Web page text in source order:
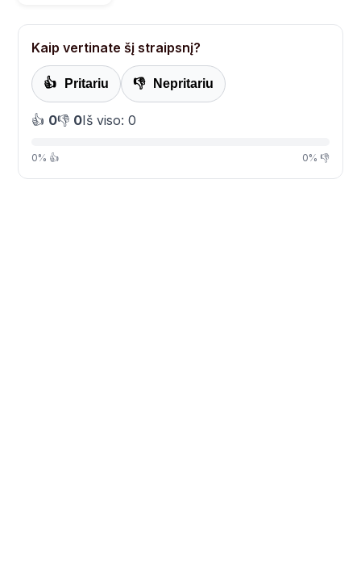
Kaip vertinate šį straipsnį?
👍 Pritariu 👎 Nepritariu
👍 0👎 0Iš viso: 0
0% 👍 0% 👎